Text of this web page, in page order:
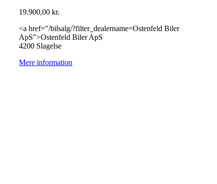
19.900,00kr.
<a href="/bilsalg/?filter_dealername=Ostenfeld Biler
ApS">Ostenfeld Biler ApS
4200 Slagelse
Mere information